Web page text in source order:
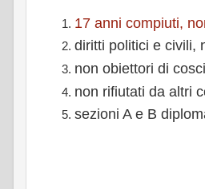
17 anni compiuti,
diritti politici e civili,
non obiettori di
non rifiutati da altri
sezioni A e B